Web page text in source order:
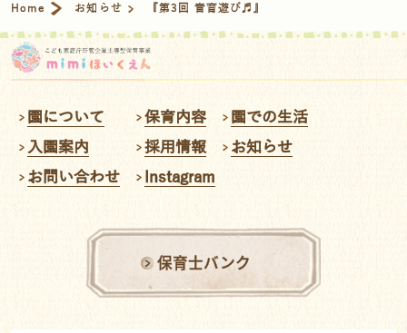
Home お知らせ 『第3回 音育遊び♬』
園について 保育内容
園での生活
入園案内
採用情報
お知らせ
お問い合わせ
Instagram
保育士バンク